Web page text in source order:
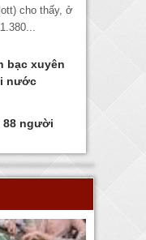
cho thấy, ở
bạc xuyên
nước
88 người